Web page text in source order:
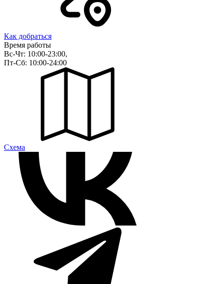
Как добраться
Время работы
Вс-Чт: 10:00-23:00,
Пт-Сб: 10:00-24:00
Cхема